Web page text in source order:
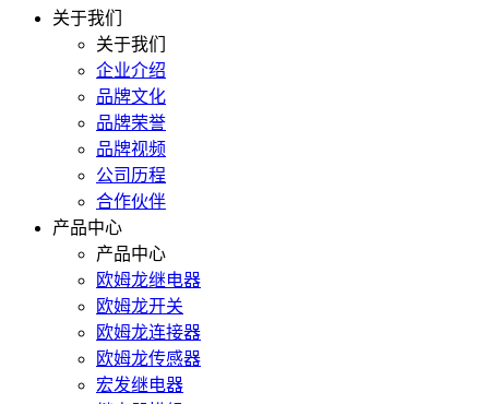
关于我们
关于我们
企业介绍
品牌文化
品牌荣誉
品牌视频
公司历程
合作伙伴
产品中心
产品中心
欧姆龙继电器
欧姆龙开关
欧姆龙连接器
欧姆龙传感器
宏发继电器